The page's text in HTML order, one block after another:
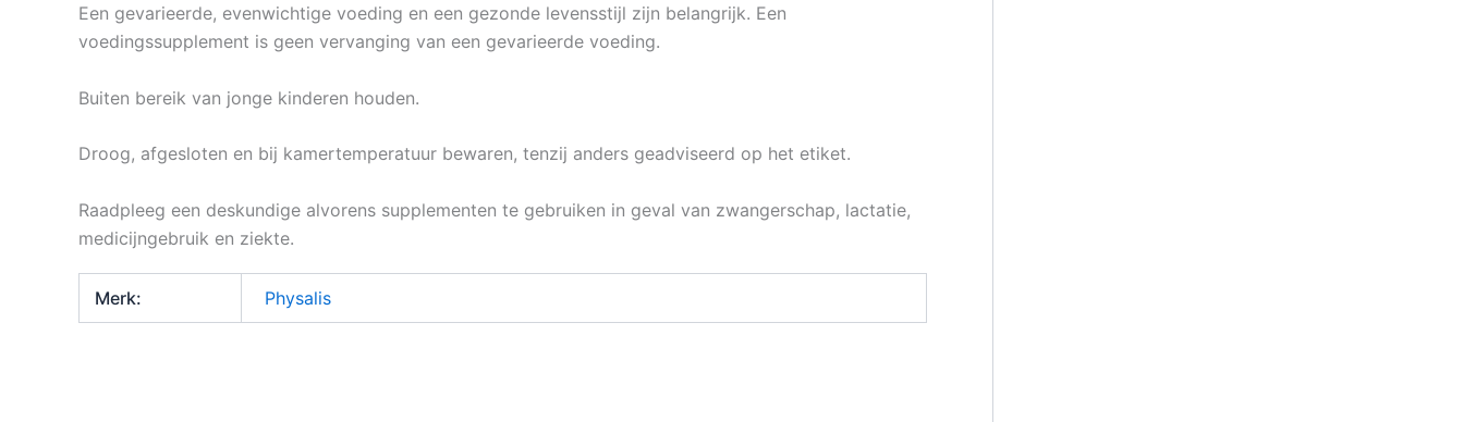
Een gevarieerde, evenwichtige voeding en een gezonde levensstijl zijn belangrijk. Een
voedingssupplement is geen vervanging van een gevarieerde voeding.
Buiten bereik van jonge kinderen houden.
Droog, afgesloten en bij kamertemperatuur bewaren, tenzij anders geadviseerd op het etiket.
Raadpleeg een deskundige alvorens supplementen te gebruiken in geval van zwangerschap, lactatie,
medicijngebruik en ziekte.
Merk: Physalis